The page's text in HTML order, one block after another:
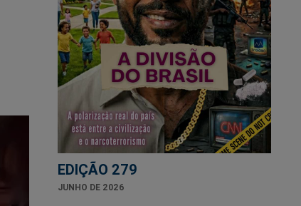
EDIÇÃO 279
JUNHO DE 2026